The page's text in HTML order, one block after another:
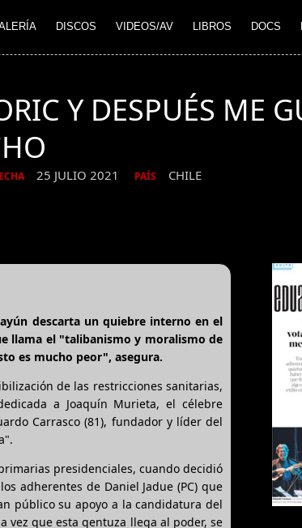
DISCOS VIDEOS/AV LIBROS DOCS
Y DESPUÉS ME
25 JULIO 2021 PAÍS CHILE
descarta un quiebre interno en el
llama el "talibanismo y moralismo de
es mucho peor", asegura.
de las restricciones sanitarias,
a Joaquín Murieta, el célebre
Carrasco (81), fundador y líder del
presidenciales, cuando decidió
adherentes de Daniel Jadue (PC) que
público su apoyo a la candidatura del
vez que esta gentuza llega al poder, se